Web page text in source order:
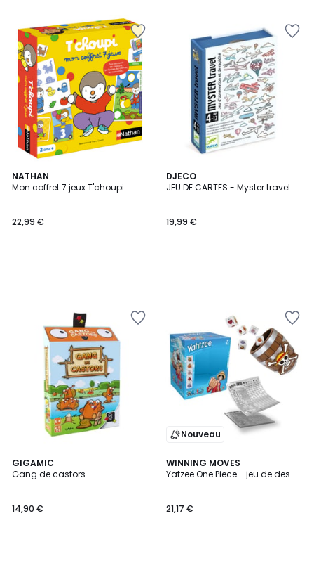
NATHAN
Mon coffret 7 jeux T'choupi
22,99 €
DJECO
JEU DE CARTES - Myster travel
19,99 €
GIGAMIC
Gang de castors
14,90 €
Nouveau
WINNING MOVES
Yatzee One Piece - jeu de des
21,17 €